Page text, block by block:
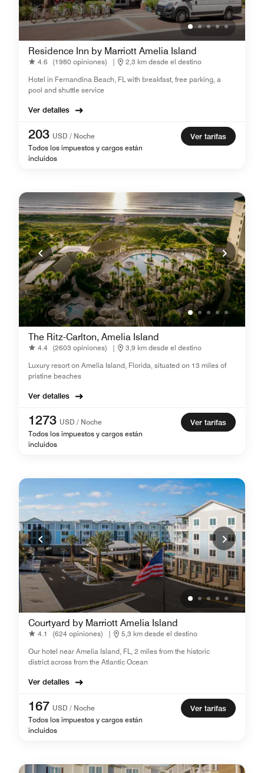
Residence Inn by Marriott Amelia Island
4.6 (1980 opiniones) |
2,3 km desde el destino
Hotel in Fernandina Beach, FL with breakfast, free parking, a
pool and shuttle service
Ver detalles
203 USD / Noche
Todos los impuestos y cargos están
incluidos
Ver tarifas
The Ritz-Carlton, Amelia Island
4.4 (2603 opiniones) |
3,9 km desde el destino
Luxury resort on Amelia Island, Florida, situated on 13 miles of
pristine beaches
Ver detalles
1273 USD / Noche
Todos los impuestos y cargos están
incluidos
Ver tarifas
Courtyard by Marriott Amelia Island
4.1 (624 opiniones) |
5,3 km desde el destino
Our hotel near Amelia Island, FL, 2 miles from the historic
district across from the Atlantic Ocean
Ver detalles
167 USD / Noche
Todos los impuestos y cargos están
incluidos
Ver tarifas